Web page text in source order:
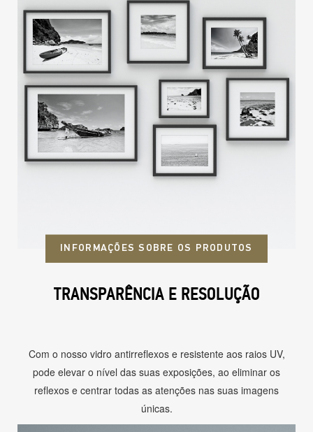
INFORMAÇÕES SOBRE OS PRODUTOS
TRANSPARÊNCIA E RESOLUÇÃO
Com o nosso vidro antirreflexos e resistente aos raios UV,
pode elevar o nível das suas exposições, ao eliminar os
reflexos e centrar todas as atenções nas suas imagens
únicas.